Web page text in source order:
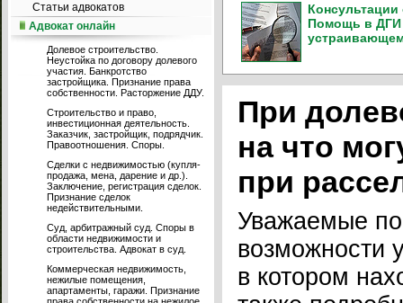
Статьи адвокатов
Адвокат онлайн
Долевое строительство.
Неустойка по договору долевого
участия. Банкротство
застройщика. Признание права
собственности. Расторжение ДДУ.
Строительство и право,
инвестиционная деятельность.
Заказчик, застройщик, подрядчик.
Правоотношения. Споры.
Сделки с недвижимостью (купля-
продажа, мена, дарение и др.).
Заключение, регистрация сделок.
Признание сделок
недействительными.
Суд, арбитражный суд. Споры в
области недвижимости и
строительства. Адвокат в суд.
Коммерческая недвижимость,
нежилые помещения,
апартаменты, гаражи. Признание
Помощь в ДГИ
При
на что
при
Уважаемые
возможности
в котором